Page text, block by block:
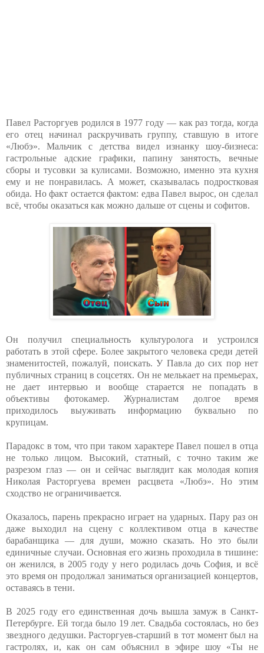
Павел Расторгуев родился в 1977 году — как раз тогда, когда
его отец начинал раскручивать группу, ставшую в итоге
«Любэ». Мальчик с детства видел изнанку шоу-бизнеса:
гастрольные адские графики, папину занятость, вечные
сборы и тусовки за кулисами. Возможно, именно эта кухня
ему и не понравилась. А может, сказывалась подростковая
обида. Но факт остается фактом: едва Павел вырос, он сделал
всё, чтобы оказаться как можно дальше от сцены и софитов.
Он получил специальность культуролога и устроился
работать в этой сфере. Более закрытого человека среди детей
знаменитостей, пожалуй, поискать. У Павла до сих пор нет
публичных страниц в соцсетях. Он не мелькает на премьерах,
не дает интервью и вообще старается не попадать в
объективы фотокамер. Журналистам долгое время
приходилось выуживать информацию буквально по
крупицам.
Парадокс в том, что при таком характере Павел пошел в отца
не только лицом. Высокий, статный, с точно таким же
разрезом глаз — он и сейчас выглядит как молодая копия
Николая Расторгуева времен расцвета «Любэ». Но этим
сходство не ограничивается.
Оказалось, парень прекрасно играет на ударных. Пару раз он
даже выходил на сцену с коллективом отца в качестве
барабанщика — для души, можно сказать. Но это были
единичные случаи. Основная его жизнь проходила в тишине:
он женился, в 2005 году у него родилась дочь София, и всё
это время он продолжал заниматься организацией концертов,
оставаясь в тени.
В 2025 году его единственная дочь вышла замуж в Санкт-
Петербурге. Ей тогда было 19 лет. Свадьба состоялась, но без
звездного дедушки. Расторгуев-старший в тот момент был на
гастролях, и, как он сам объяснил в эфире шоу «Ты не